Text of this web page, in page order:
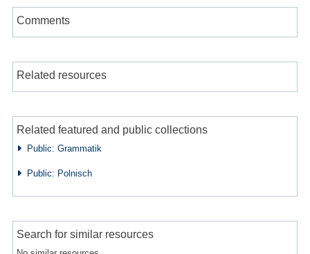
Comments
Related resources
Related featured and public collections
Public: Grammatik
Public: Polnisch
Search for similar resources